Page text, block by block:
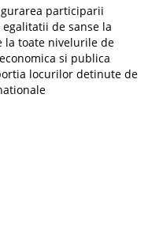
participarii
de sanse la
la toate nivelurile de
si publica
locurilor detinute de